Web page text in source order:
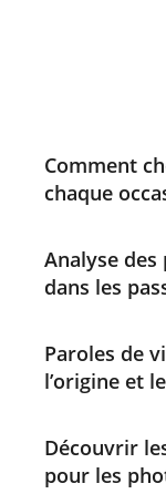
Comment
chaque
Analyse des
dans les
Paroles de
l’origine et
Découvrir
pour les